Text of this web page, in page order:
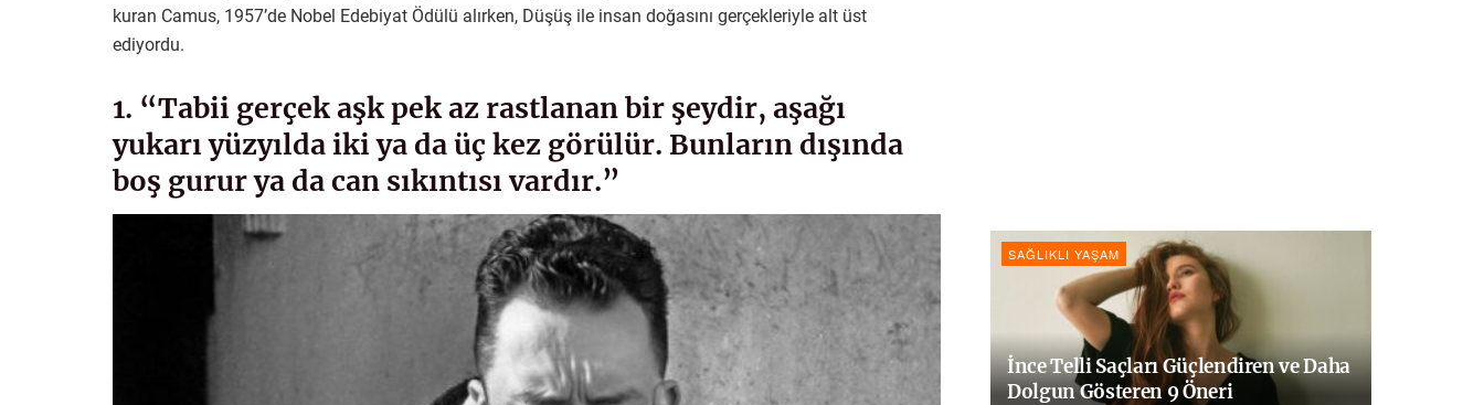
kuran Camus, 1957’de Nobel Edebiyat Ödülü alırken, Düşüş ile insan doğasını gerçekleriyle alt üst
ediyordu.
1. “Tabii gerçek aşk pek az rastlanan bir şeydir, aşağı
yukarı yüzyılda iki ya da üç kez görülür. Bunların dışında
boş gurur ya da can sıkıntısı vardır.”
SAĞLIKLI YAŞAM
İnce Telli Saçları Güçlendiren ve Daha
Dolgun Gösteren 9 Öneri